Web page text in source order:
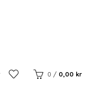
0 / 0,00 kr